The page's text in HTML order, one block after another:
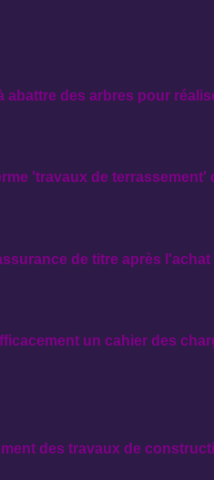
des arbres pour
'travaux de
de titre après l'achat
un cahier des
des travaux de